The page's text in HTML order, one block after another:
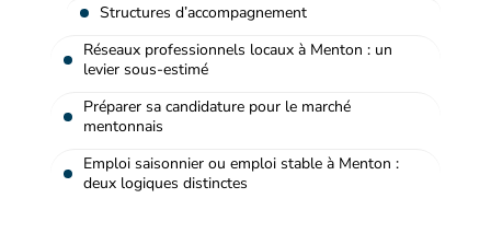
Structures d’accompagnement
Réseaux professionnels locaux à Menton : un
levier sous-estimé
Préparer sa candidature pour le marché
mentonnais
Emploi saisonnier ou emploi stable à Menton :
deux logiques distinctes